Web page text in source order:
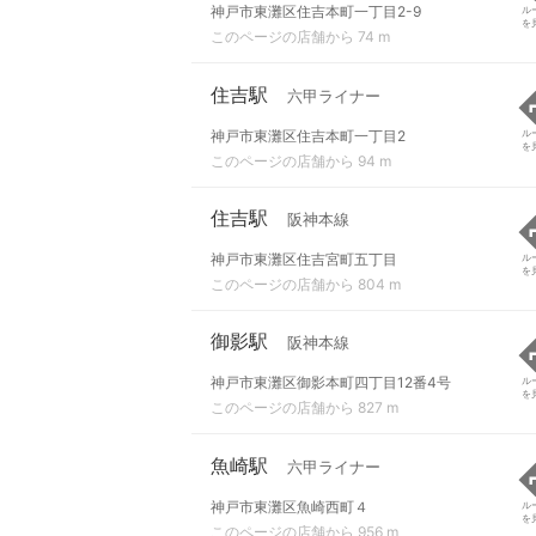
神戸市東灘区住吉本町一丁目2-9
このページの店舗から 74 m
ル
を
住吉駅 六甲ライナー
神戸市東灘区住吉本町一丁目2
このページの店舗から 94 m
ル
を
住吉駅 阪神本線
神戸市東灘区住吉宮町五丁目
このページの店舗から 804 m
ル
を
御影駅 阪神本線
神戸市東灘区御影本町四丁目12番4号
このページの店舗から 827 m
ル
を
魚崎駅 六甲ライナー
神戸市東灘区魚崎西町４
このページの店舗から 956 m
ル
を